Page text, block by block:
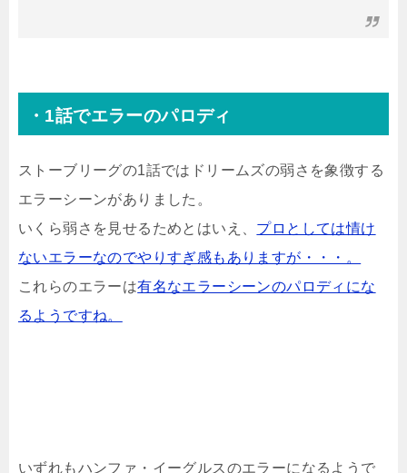
・1話でエラーのパロディ
ストーブリーグの1話ではドリームズの弱さを象徴する
エラーシーンがありました。
いくら弱さを見せるためとはいえ、 プロとしては情け
ないエラーなのでやりすぎ感もありますが・・・。
これらのエラーは有名なエラーシーンのパロディにな
るようですね。
いずれもハンファ・イーグルスのエラーになるようで